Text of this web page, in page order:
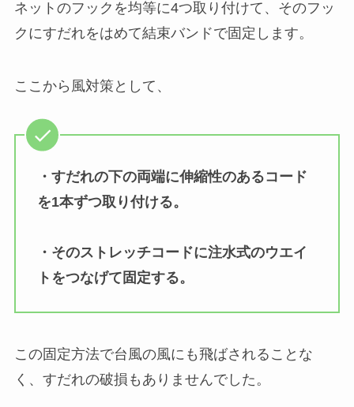
ネットのフックを均等に4つ取り付けて、そのフッ
クにすだれをはめて結束バンドで固定します。
ここから風対策として、
・すだれの下の両端に伸縮性のあるコード
を1本ずつ取り付ける。
・そのストレッチコードに注水式のウエイ
トをつなげて固定する。
この固定方法で台風の風にも飛ばされることな
く、すだれの破損もありませんでした。